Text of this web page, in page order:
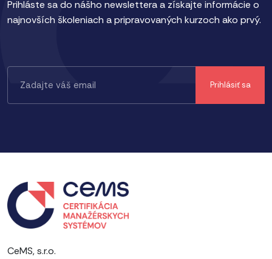
Prihláste sa do nášho newslettera a získajte informácie o
najnovších školeniach a pripravovaných kurzoch ako prvý.
CeMS, s.r.o.